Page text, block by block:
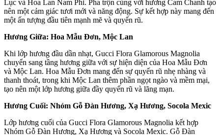
Lục và Hoa Lan Nam Phi. Pha trộn cùng với hương Cam Chanh tạo
nên một cảm giác tươi mới và năng động. Sự kết hợp này mang đến
một ấn tượng đầu tiên mạnh mẽ và quyến rũ.
Hương Giữa: Hoa Mẫu Đơn, Mộc Lan
Khi lớp hương đầu dần nhạt, Gucci Flora Glamorous Magnolia
chuyển sang tầng hương giữa với sự hiện diện của Hoa Mẫu Đơn
và Mộc Lan. Hoa Mẫu Đơn mang đến sự quyến rũ nhẹ nhàng và
thanh thoát, trong khi Mộc Lan thêm phần ngọt ngào và mềm mại,
tạo nên một lớp hương giữa đầy quyến rũ và lãng mạn.
Hương Cuối: Nhóm Gỗ Đàn Hương, Xạ Hương, Socola Mexic
Lớp hương cuối của Gucci Flora Glamorous Magnolia kết hợp
Nhóm Gỗ Đàn Hương, Xạ Hương và Socola Mexic. Gỗ Đàn